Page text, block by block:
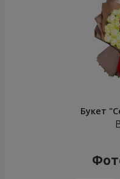
Букет